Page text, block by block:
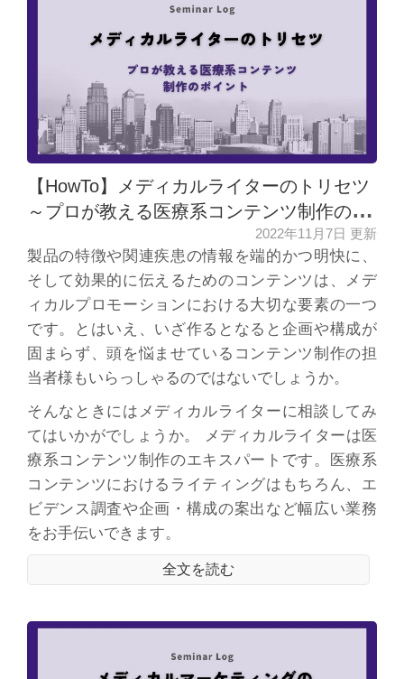
【HowTo】メディカルライターのトリセツ
～プロが教える医療系コンテンツ制作のポ
2022年11月7日 更新
製品の特徴や関連疾患の情報を端的かつ明快に、
そして効果的に伝えるためのコンテンツは、メデ
ィカルプロモーションにおける大切な要素の一つ
です。とはいえ、いざ作るとなると企画や構成が
固まらず、頭を悩ませているコンテンツ制作の担
当者様もいらっしゃるのではないでしょうか。
そんなときにはメディカルライターに相談してみ
てはいかがでしょうか。 メディカルライターは医
療系コンテンツ制作のエキスパートです。医療系
コンテンツにおけるライティングはもちろん、エ
ビデンス調査や企画・構成の案出など幅広い業務
をお手伝いできます。
全文を読む